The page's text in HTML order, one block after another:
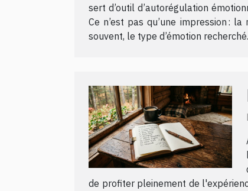
sert d’outil d’autorégulation
Ce n’est pas qu’une impression :
souvent, le type d’émotion
de profiter pleinement de